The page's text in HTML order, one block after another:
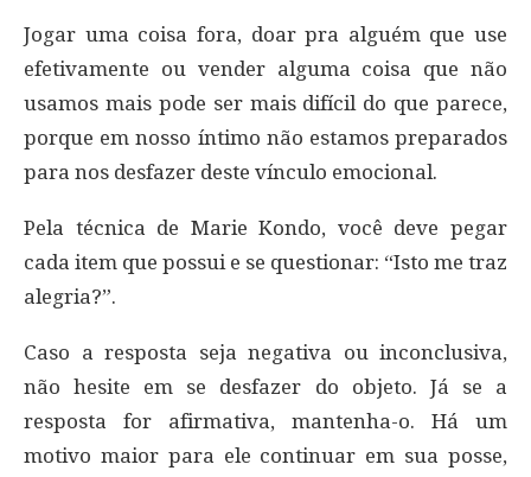
Jogar uma coisa fora, doar pra alguém que use
efetivamente ou vender alguma coisa que não
usamos mais pode ser mais difícil do que parece,
porque em nosso íntimo não estamos preparados
para nos desfazer deste vínculo emocional.
Pela técnica de Marie Kondo, você deve pegar
cada item que possui e se questionar: “Isto me traz
alegria?”.
Caso a resposta seja negativa ou inconclusiva,
não hesite em se desfazer do objeto. Já se a
resposta for afirmativa, mantenha-o. Há um
motivo maior para ele continuar em sua posse,